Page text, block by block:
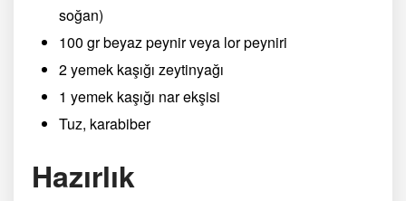
soğan)
100 gr beyaz peynir veya lor peyniri
2 yemek kaşığı zeytinyağı
1 yemek kaşığı nar ekşisi
Tuz, karabiber
Hazırlık